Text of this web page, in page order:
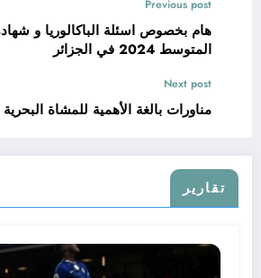
Previous post
هام بخصوص اسئلة الباكالوريا و
المتوسط 2024 في الجزائر
Next post
مناورات بالغة الأهمية للمشاة البحرية الأمريكية
تقارير